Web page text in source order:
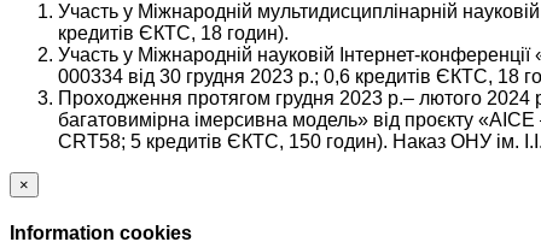
Участь у Міжнародній мультидисциплінарній
кредитів ЄКТС, 18 годин).
Участь у Міжнародній науковій Інтернет-
000334 від 30 грудня 2023 р.; 0,6 кредитів ЄКТС, 18
Проходження протягом грудня 2023 р.– лютого 2024
багатовимірна імерсивна модель» від проєкту
CRT58; 5 кредитів ЄКТС, 150 годин). Наказ ОНУ ім.
×
Information cookies